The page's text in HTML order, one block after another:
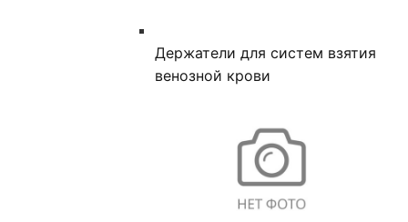
Держатели для систем взятия
венозной крови